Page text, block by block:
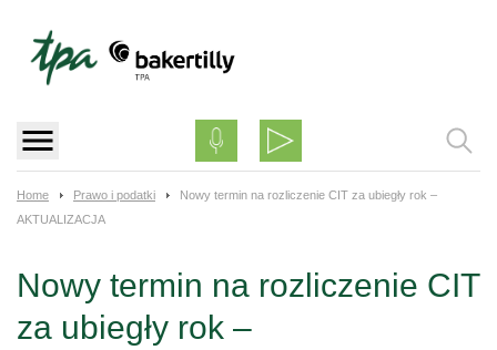
content
Home Prawo i podatki
Nowy termin na rozliczenie CIT za ubiegły rok –
AKTUALIZACJA
Nowy termin na rozliczenie CIT
za ubiegły rok –